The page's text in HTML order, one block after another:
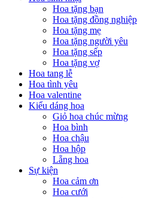
Hoa tặng bạn
Hoa tặng đồng nghiệp
Hoa tặng mẹ
Hoa tặng người yêu
Hoa tặng sếp
Hoa tặng vợ
Hoa tang lễ
Hoa tình yêu
Hoa valentine
Kiểu dáng hoa
Giỏ hoa chúc mừng
Hoa bình
Hoa chậu
Hoa hộp
Lẵng hoa
Sự kiện
Hoa cảm ơn
Hoa cưới